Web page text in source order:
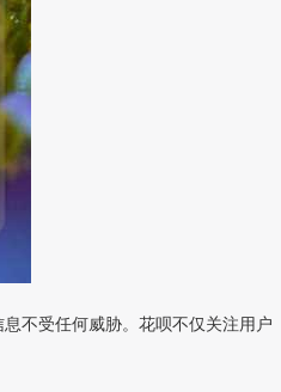
不受任何威胁。花呗不仅关注用户